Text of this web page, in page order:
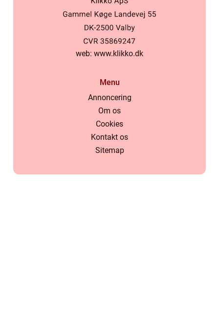
web: www.klikko.dk
Menu
Annoncering
Om os
Cookies
Kontakt os
Sitemap